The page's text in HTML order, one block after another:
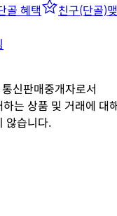
골 혜택 친구(단골)
신판매중개자로서
는 상품 및 거래에 대
않습니다.